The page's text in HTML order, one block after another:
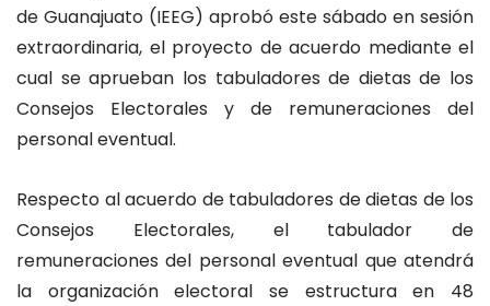
de Guanajuato (IEEG) aprobó este sábado en sesión
extraordinaria, el proyecto de acuerdo mediante el
cual se aprueban los tabuladores de dietas de los
Consejos Electorales y de remuneraciones del
personal eventual.
Respecto al acuerdo de tabuladores de dietas de los
Consejos Electorales, el tabulador de
remuneraciones del personal eventual que atendrá
la organización electoral se estructura en 48